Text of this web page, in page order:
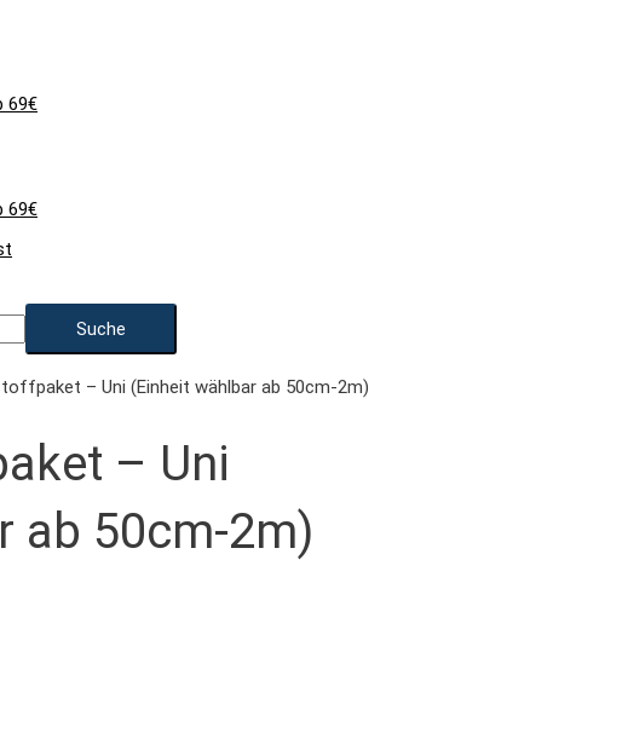
69€
69€
– Uni (Einheit wählbar ab 50cm-2m)
– Uni
ab 50cm-2m)